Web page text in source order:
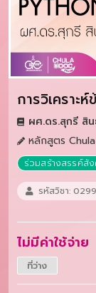
การวิเคราะ
ผศ.ดร.สุกรี สิ
หลักสูตร
ร่วมสร้างสรรค์สั
รหัสวิชา:
ไม่มีค่าใช้จ่าย
ที่ว่าง